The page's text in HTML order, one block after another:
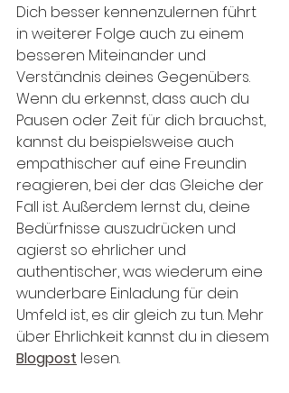
Dich besser kennenzulernen führt
in weiterer Folge auch zu einem
besseren Miteinander und
Verständnis deines Gegenübers.
Wenn du erkennst, dass auch du
Pausen oder Zeit für dich brauchst,
kannst du beispielsweise auch
empathischer auf eine Freundin
reagieren, bei der das Gleiche der
Fall ist. Außerdem lernst du, deine
Bedürfnisse auszudrücken und
agierst so ehrlicher und
authentischer, was wiederum eine
wunderbare Einladung für dein
Umfeld ist, es dir gleich zu tun. Mehr
über Ehrlichkeit kannst du in diesem
Blogpost lesen.